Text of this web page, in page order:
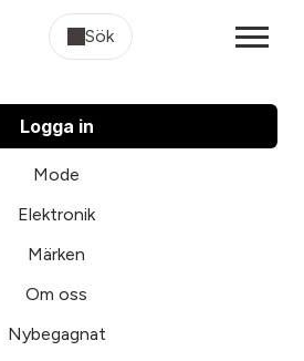
Sök
Logga in
Mode
Elektronik
Märken
Om oss
Nybegagnat